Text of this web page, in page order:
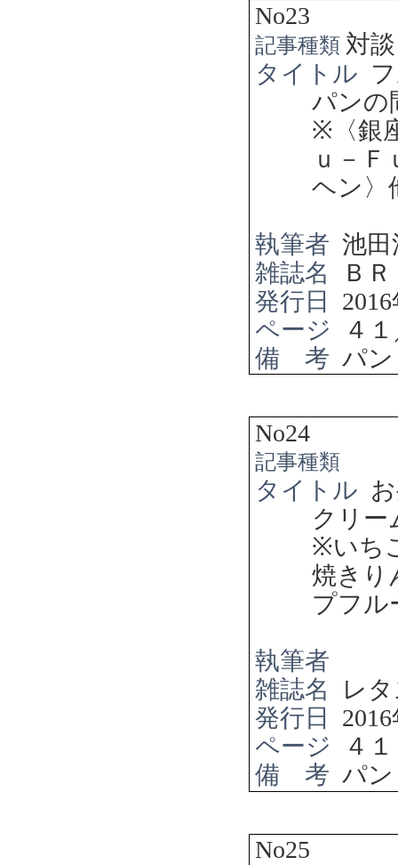
No23
記事種類 対談
タイトル
パン
※ 〈
ｕ－
ヘン〉
執筆者 池田
雑誌名
Ｂ
発行日
2016
ページ
４
備 考 パ
No24
記事種類
タイトル
クリ
※いち
焼きり
プフル
執筆者
雑誌名
レ
発行日
2016
ページ
４
備 考 パ
No25